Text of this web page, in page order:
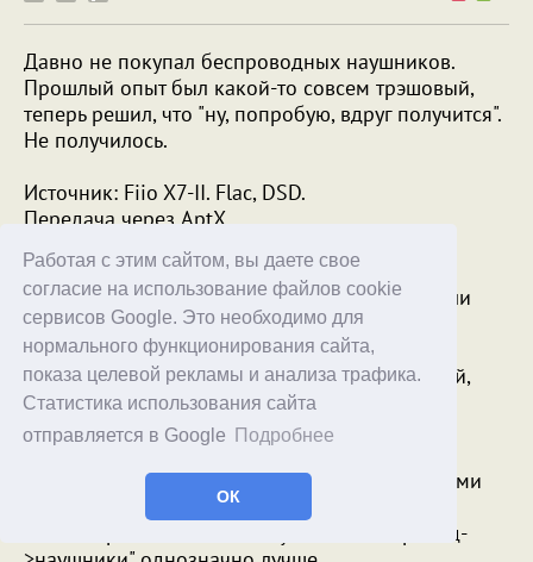
Работая с этим сайтом, вы даете свое
согласие на использование файлов cookie
сервисов Google. Это необходимо для
нормального функционирования сайта,
показа целевой рекламы и анализа трафика.
Статистика использования сайта
отправляется в Google
Подробнее
ОК
Давно не покупал беспроводных наушников.
Прошлый опыт был какой-то совсем трэшовый,
теперь решил, что "ну, попробую, вдруг получится".
Не получилось.
Источник: Fiio X7-II. Flac, DSD.
Передача через AptX
- Сидят в ухе ОК.
- Уровень звука недостаточный, в самолете или
метро точно не хватит.
- Качество звука посредственное, басов нет
- Лаги в передаче сигнала от кармана до ушей,
постоянно вздрагиваешь от этого, никакого
удовольствия от прослушивания
Оставляю опыты с беспроводными наушниками
Пока "хороший источник->усилитель->провод-